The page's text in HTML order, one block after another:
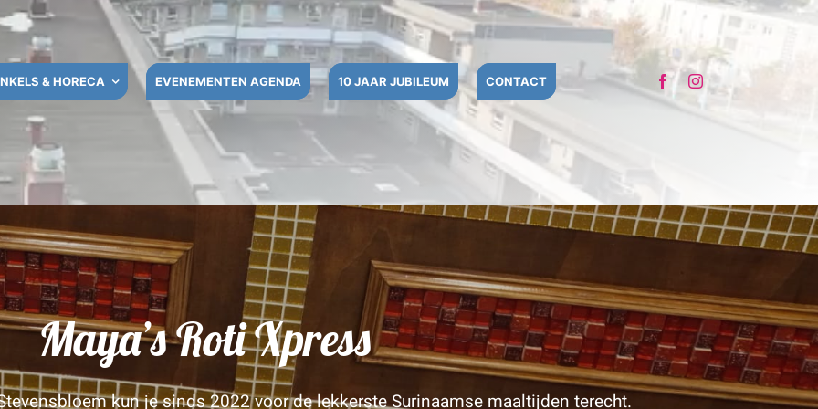
& HORECA EVENEMENTEN AGENDA 10 JAAR JUBILEUM CONTACT
Maya’s Roti Xpress
kun je sinds 2022 voor de lekkerste Surinaamse maaltijden terecht.